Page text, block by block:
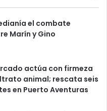
el combate
Marín y Gino
actúa con firmeza
animal; rescata seis
en Puerto Aventuras